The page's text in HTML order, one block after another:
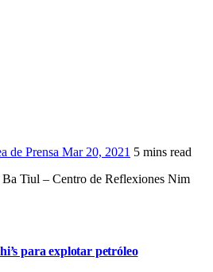
de Prensa Mar 20, 2021 5 mins read
para explotar petróleo